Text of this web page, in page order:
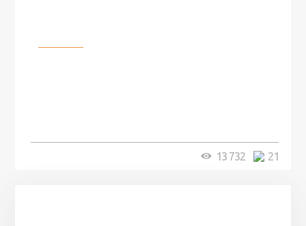
21
13 732